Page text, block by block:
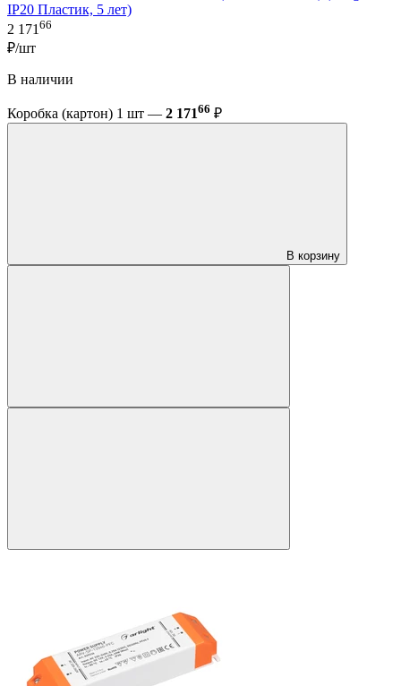
IP20 Пластик, 5 лет)
2 171 66
₽/шт
В наличии
Коробка (картон) 1 шт — 2 17166 ₽
В корзину